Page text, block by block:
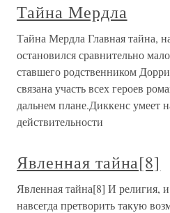
Тайна Мердла
Тайна Мердла Главная тайна,
остановился сравнительно
ставшего родственником
связана участь всех героев
дальнем плане.Диккенс умеет
действительности
Явленная тайна[8]
Явленная тайна[8] И религия, и
навсегда претворить такую